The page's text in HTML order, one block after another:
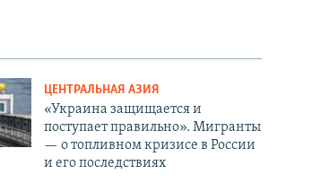
ЦЕНТРАЛЬНАЯ АЗИЯ
«Украина защищается и
поступает правильно». Мигранты
— о топливном кризисе в России
и его последствиях